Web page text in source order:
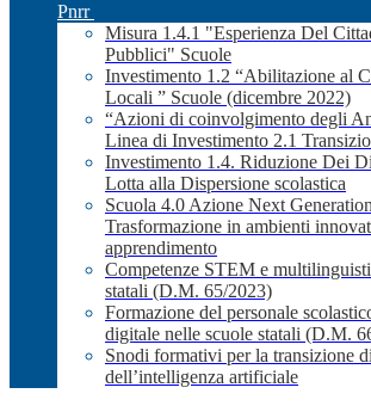
Pnrr
Misura 1.4.1 "Esperienza Del
Pubblici" Scuole
Investimento 1.2 “Abilitazione al
Locali ” Scuole (dicembre 2022)
“Azioni di coinvolgimento degli
Linea di Investimento 2.1
Investimento 1.4. Riduzione Dei
Lotta alla Dispersione scolastica
Scuola 4.0 Azione Next
Trasformazione in ambienti
apprendimento
Competenze STEM e
statali (D.M. 65/2023)
Formazione del personale
digitale nelle scuole statali (D.M.
Snodi formativi per la transizione
dell’intelligenza artificiale